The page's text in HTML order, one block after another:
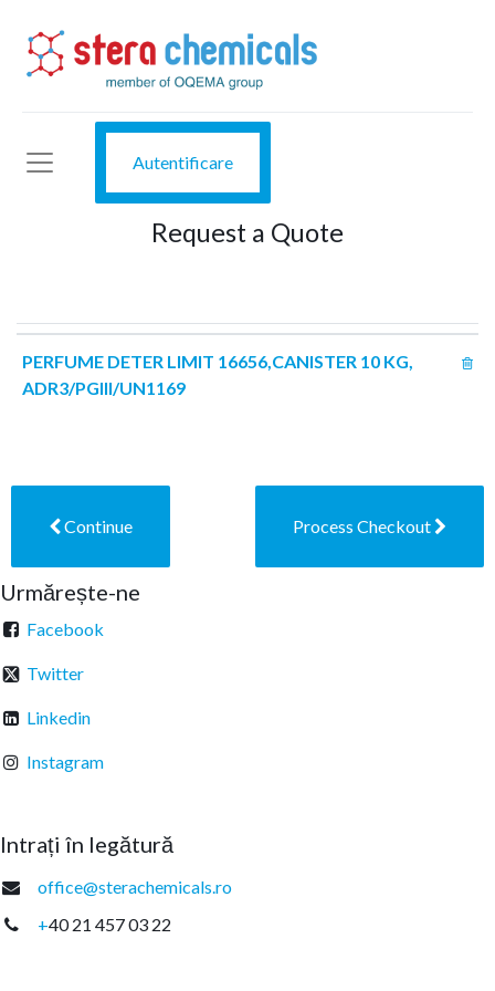
Autentificare
Request a Quote
PERFUME DETER LIMIT 16656,CANISTER 10 KG,
ADR3/PGIII/UN1169
Continue Process Checkout
Urmărește-ne
Facebook
Twitter
Linkedin
Instagram
Intrați în legătură
office@sterachemicals.ro
+40 21 457 03 22